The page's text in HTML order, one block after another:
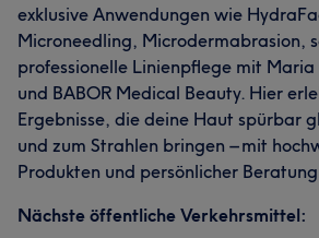
exklusive Anwendungen wie
Microneedling, Microdermabrasion,
professionelle Linienpflege mit Maria
und BABOR Medical Beauty. Hier
Ergebnisse, die deine Haut spürbar
und zum Strahlen bringen – mit
Produkten und persönlicher
Nächste öffentliche Verkehrsmittel: